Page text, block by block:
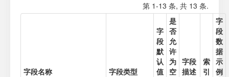
第 1-13 条, 共 13 条.
字段名称 字段类型
字
段
默
认
值
是
否
允
许
为
空
字段
描述
索
引
字
段
数
据
示
例